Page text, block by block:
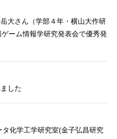
大さん（学部４年・横山大作研
ーム情報学研究発表会で優秀発
した
タ化学工学研究室(金子弘昌研究